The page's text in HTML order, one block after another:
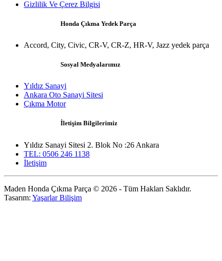
Gizlilik Ve Çerez Bilgisi
Honda Çıkma Yedek Parça
Accord, City, Civic, CR-V, CR-Z, HR-V, Jazz yedek parça
Sosyal Medyalarımız
Yıldız Sanayi
Ankara Oto Sanayi Sitesi
Çıkma Motor
İletişim Bilgilerimiz
Yıldız Sanayi Sitesi 2. Blok No :26 Ankara
TEL: 0506 246 1138
İletişim
Maden Honda Çıkma Parça © 2026 - Tüm Hakları Saklıdır.
Tasarım: Yaşarlar Bilişim